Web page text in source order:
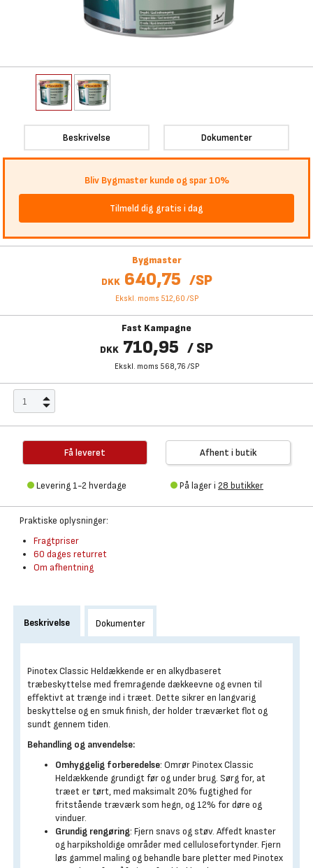
Beskrivelse Dokumenter
Bliv Bygmaster kunde og spar 10%
Tilmeld dig gratis i dag
Bygmaster
DKK 640,75 /SP
Ekskl. moms 512,60 /SP
Fast Kampagne
DKK 710,95 /SP
Ekskl. moms 568,76 /SP
Få leveret
Levering 1-2 hverdage
Afhent i butik
På lager i 28 butikker
Praktiske oplysninger:
Fragtpriser
60 dages returret
Om afhentning
Beskrivelse Dokumenter
Pinotex Classic Heldækkende er en alkydbaseret
træbeskyttelse med fremragende dækkeevne og evnen til
effektivt at trænge ind i træet. Dette sikrer en langvarig
beskyttelse og en smuk finish, der holder træværket flot og
sundt gennem tiden.
Behandling og anvendelse:
Omhyggelig forberedelse: Omrør Pinotex Classic
Heldækkende grundigt før og under brug. Sørg for, at
træet er tørt, med maksimalt 20% fugtighed for
fritstående træværk som hegn, og 12% for døre og
vinduer.
Grundig rengøring: Fjern snavs og støv. Affedt knaster
og harpiksholdige områder med cellulosefortynder. Fjern
løs gammel maling og behandle bare pletter med Pinotex